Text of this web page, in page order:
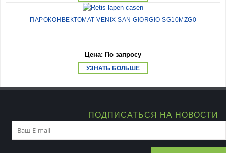
ПАРОКОНВЕКТОМАТ VENIX SAN GIORGIO SG10MZG0
Цена: По запросу
УЗНАТЬ БОЛЬШЕ
ПОДПИСАТЬСЯ НА НОВОСТИ